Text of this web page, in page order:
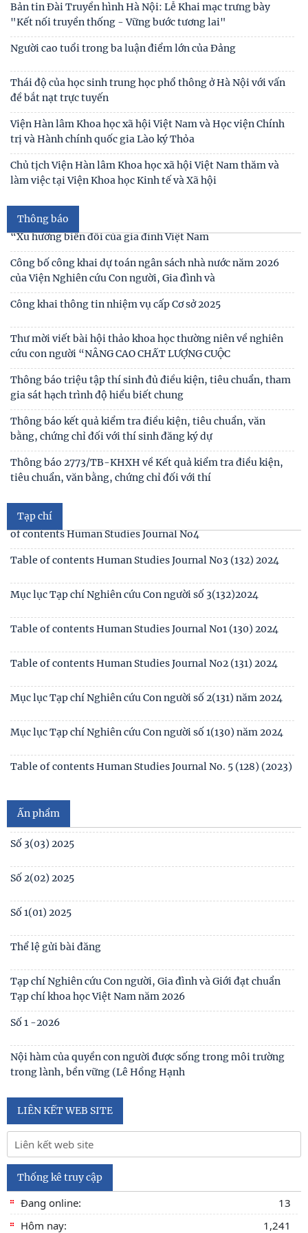
Bản tin Đài Truyền hình Hà Nội: Lễ Khai mạc trưng bày
"Kết nối truyền thống - Vững bước tương lai"
Người cao tuổi trong ba luận điểm lớn của Đảng
Thái độ của học sinh trung học phổ thông ở Hà Nội với vấn
đề bắt nạt trực tuyến
Viện Hàn lâm Khoa học xã hội Việt Nam và Học viện Chính
trị và Hành chính quốc gia Lào ký Thỏa
Chủ tịch Viện Hàn lâm Khoa học xã hội Việt Nam thăm và
làm việc tại Viện Khoa học Kinh tế và Xã hội
Thông báo
Thư cảm ơn
Thư mời viết bài tham gia Hội thảo khoa học “Chăm sóc,
giáo dục trẻ em trong kỷ nguyên số”
Thư mời viết bài Hội thảo khoa học quốc tế “Gia đình Châu
Thư mời viết báo cáo tham luận Hội thảo khoa học quốc gia
“Xu hướng biến đổi của gia đình Việt Nam
Công bố công khai dự toán ngân sách nhà nước năm 2026
của Viện Nghiên cứu Con người, Gia đình và
Công khai thông tin nhiệm vụ cấp Cơ sở 2025
Thư mời viết bài hội thảo khoa học thường niên về nghiên
cứu con người “NÂNG CAO CHẤT LƯỢNG CUỘC
Thông báo triệu tập thí sinh đủ điều kiện, tiêu chuẩn, tham
gia sát hạch trình độ hiểu biết chung
Thông báo kết quả kiểm tra điều kiện, tiêu chuẩn, văn
bằng, chứng chỉ đối với thí sinh đăng ký dự
Thông báo 2773/TB-KHXH về Kết quả kiểm tra điều kiện,
tiêu chuẩn, văn bằng, chứng chỉ đối với thí
Tạp chí
Mục lục tạp chí Nghiên cứu Con người số 6 (135) 2024/Table
of contents Human Studies Journal No6
Mục lục tạp chí Nghiên cứu Con người số 5 (134) 2024 /Table
Mục lục tạp chí Nghiên cứu Con người số 4 (133) 2024 /Table
of contents Human Studies Journal No4
Table of contents Human Studies Journal No3 (132) 2024
Mục lục Tạp chí Nghiên cứu Con người số 3(132)2024
Table of contents Human Studies Journal No1 (130) 2024
Table of contents Human Studies Journal No2 (131) 2024
Mục lục Tạp chí Nghiên cứu Con người số 2(131) năm 2024
Mục lục Tạp chí Nghiên cứu Con người số 1(130) năm 2024
Table of contents Human Studies Journal No. 5 (128) (2023)
Ấn phẩm
Số 1(04) 2026
Giới thiệu sách mới: Xã hội học Gia đình
No1(01) 2025
Số 3(03) 2025
Số 2(02) 2025
Số 1(01) 2025
Thể lệ gửi bài đăng
Tạp chí Nghiên cứu Con người, Gia đình và Giới đạt chuẩn
Tạp chí khoa học Việt Nam năm 2026
Số 1 -2026
Nội hàm của quyền con người được sống trong môi trường
trong lành, bền vững (Lê Hồng Hạnh
LIÊN KẾT WEB SITE
Thống kê truy cập
Đang online:
13
Hôm nay:
1,241